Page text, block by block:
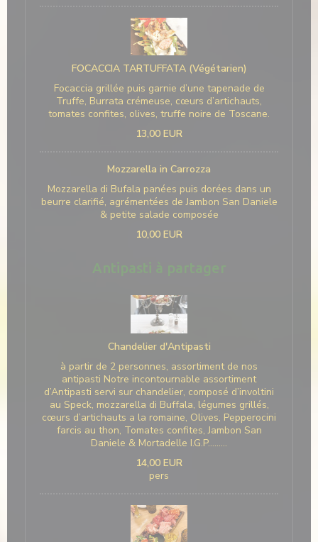
FOCACCIA TARTUFFATA (Végétarien)
Focaccia grillée puis garnie d’une tapenade de
Truffe, Burrata crémeuse, cœurs d’artichauts,
tomates confites, olives, truffe noire de Toscane.
13,00 EUR
Mozzarella in Carrozza
Mozzarella di Bufala panées puis dorées dans un
beurre clarifié, agrémentées de Jambon San Daniele
& petite salade composée
10,00 EUR
Antipasti à partager
Chandelier d'Antipasti
à partir de 2 personnes, assortiment de nos
antipasti Notre incontournable assortiment
d’Antipasti servi sur chandelier, composé d’involtini
au Speck, mozzarella di Buffala, légumes grillés,
cœurs d’artichauts a la romaine, Olives, Pepperocini
farcis au thon, Tomates confites, Jambon San
Daniele & Mortadelle I.G.P………
14,00 EUR
pers